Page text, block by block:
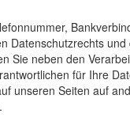
Datenschutzrechts
Sie neben den
für Ihre
unseren Seiten auf